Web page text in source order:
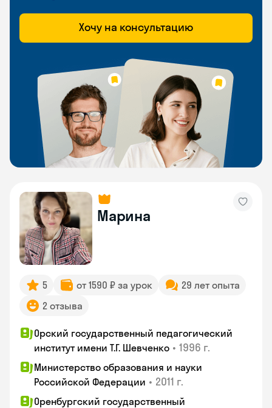
Хочу на консультацию
Марина
5 от 1590 ₽ за урок
29 лет опыта
2 отзыва
Орский государственный педагогический
институт имени Т.Г. Шевченко • 1996 г.
Министерство образования и науки
Российской Федерации • 2011 г.
Оренбургский государственный